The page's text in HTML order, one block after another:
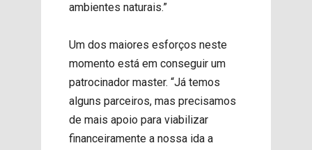
ambientes naturais.”
Um dos maiores esforços neste
momento está em conseguir um
patrocinador master. “Já temos
alguns parceiros, mas precisamos
de mais apoio para viabilizar
financeiramente a nossa ida a